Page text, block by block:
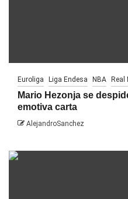
Euroliga Liga Endesa NBA Real
Mario Hezonja se
emotiva carta
AlejandroSanchez